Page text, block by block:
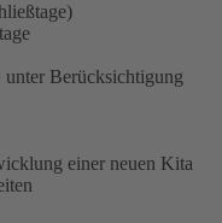
Berücksichtigung
einer neuen Kita